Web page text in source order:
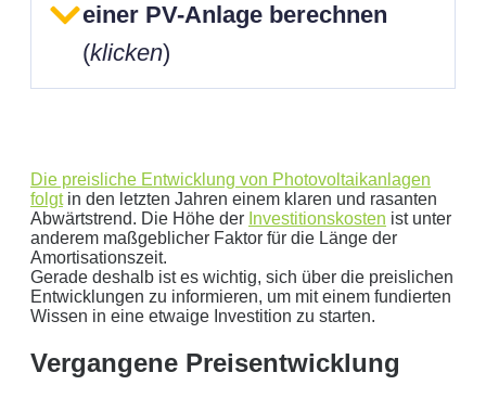
einer PV-Anlage berechnen
(klicken)
Geben Sie hier Ihren jährlichen Stromverbrauch an
kWh
Wir empfehlen: kWp Anlage sowie einenkWp
Aktuellen Strompreis anpassen
Die preisliche Entwicklung von Photovoltaikanlagen
folgtin den letzten Jahren einem klaren und rasanten
Abwärtstrend. Die Höhe der Investitionskosten ist unter
anderem maßgeblicher Faktor für die Länge der
Amortisationszeit.
Gerade deshalb ist es wichtig, sich über die preislichen
Entwicklungen zu informieren, um mit einem fundierten
Wissen in eine etwaige Investition zu starten.
Vergangene Preisentwicklung